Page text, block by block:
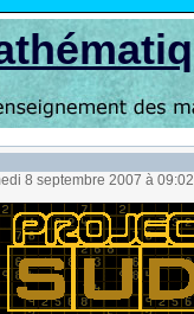
8 septembre 2007 à 09:02